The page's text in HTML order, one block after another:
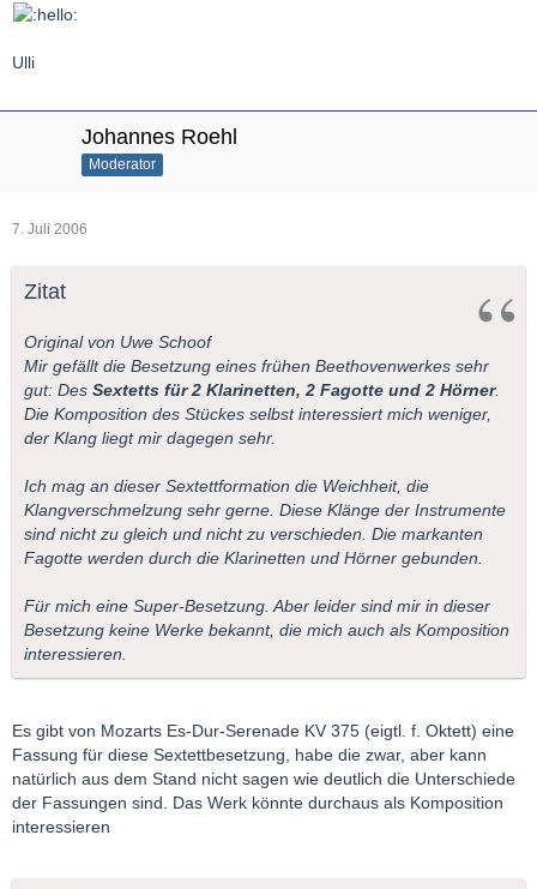
Ulli
Johannes Roehl
Moderator
7. Juli 2006
Zitat
Original von Uwe Schoof
Mir gefällt die Besetzung eines frühen Beethovenwerkes sehr
gut: Des Sextetts für 2 Klarinetten, 2 Fagotte und 2 Hörner.
Die Komposition des Stückes selbst interessiert mich weniger,
der Klang liegt mir dagegen sehr.
Ich mag an dieser Sextettformation die Weichheit, die
Klangverschmelzung sehr gerne. Diese Klänge der Instrumente
sind nicht zu gleich und nicht zu verschieden. Die markanten
Fagotte werden durch die Klarinetten und Hörner gebunden.
Für mich eine Super-Besetzung. Aber leider sind mir in dieser
Besetzung keine Werke bekannt, die mich auch als Komposition
interessieren.
Es gibt von Mozarts Es-Dur-Serenade KV 375 (eigtl. f. Oktett) eine
Fassung für diese Sextettbesetzung, habe die zwar, aber kann
natürlich aus dem Stand nicht sagen wie deutlich die Unterschiede
der Fassungen sind. Das Werk könnte durchaus als Komposition
interessieren